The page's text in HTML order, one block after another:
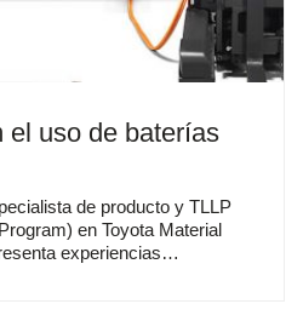
el uso de baterías
de producto y TLLP
en Toyota Material
experiencias…